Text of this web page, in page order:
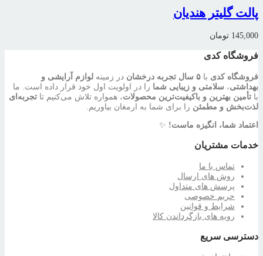
پالت گلیتر هندیان
145,000 تومان
فروشگاه کدی
فروشگاه کدی با ۵ سال تجربه درخشان در زمینه لوازم آرایشی و
بهداشتی، سلامتی و زیبایی شما را در اولویت اول خود قرار داده است. ما
با تأمین بهترین و باکیفیت‌ترین محصولات، همواره تلاش می‌کنیم تا تجربه‌ای
لذت‌بخش و مطمئن را برای شما به ارمغان بیاوریم.
اعتماد شما، انگیزه ماست! ✨
خدمات مشتریان
تماس با ما
روش های ارسال
پرسش های متداول
حریم خصوصی
شرایط و قوانین
رویه های بازگرداندن کالا
دسترسی سریع